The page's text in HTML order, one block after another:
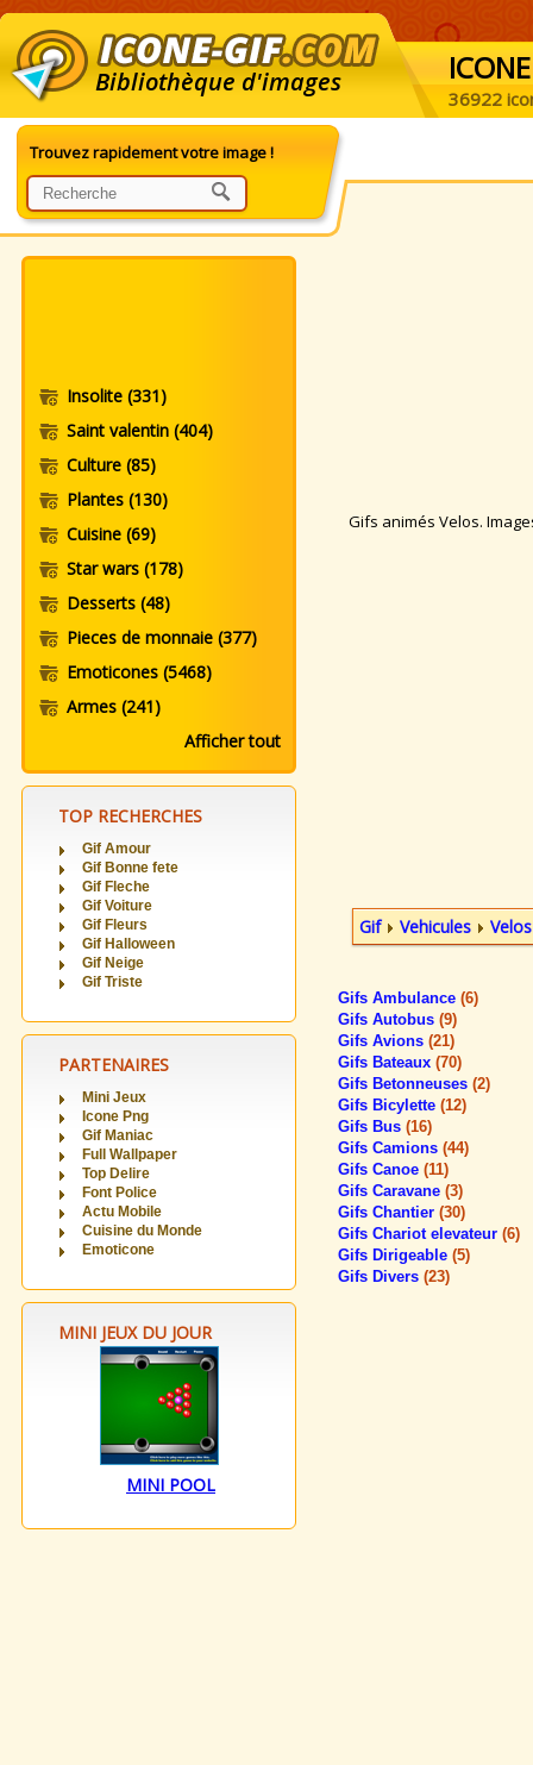
Bibliothèque d'images ICONE
36922
Trouvez rapidement votre image !
Insolite (331)
Saint valentin (404)
Culture (85)
Plantes (130)
Cuisine (69)
Star wars (178)
Desserts (48)
Pieces de monnaie (377)
Emoticones (5468)
Armes (241)
Afficher tout
TOP RECHERCHES
Gif Amour
Gif Bonne fete
Gif Fleche
Gif Voiture
Gif Fleurs
Gif Halloween
Gif Neige
Gif Triste
PARTENAIRES
Mini Jeux
Icone Png
Gif Maniac
Full Wallpaper
Top Delire
Font Police
Actu Mobile
Cuisine du Monde
Emoticone
MINI JEUX DU JOUR
MINI POOL
Gifs animés Velos.
Gif Vehicules Velos
Gifs Ambulance (6)
Gifs Autobus (9)
Gifs Avions (21)
Gifs Bateaux (70)
Gifs Betonneuses (2)
Gifs Bicylette (12)
Gifs Bus (16)
Gifs Camions (44)
Gifs Canoe (11)
Gifs Caravane (3)
Gifs Chantier (30)
Gifs Chariot elevateur (6)
Gifs Dirigeable (5)
Gifs Divers (23)